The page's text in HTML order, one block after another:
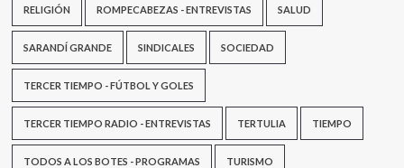
RELIGIÓN ROMPECABEZAS - ENTREVISTAS SALUD
SARANDÍ GRANDE SINDICALES SOCIEDAD
TERCER TIEMPO - FÚTBOL Y GOLES
TERCER TIEMPO RADIO - ENTREVISTAS TERTULIA TIEMPO
TODOS A LOS BOTES - PROGRAMAS TURISMO